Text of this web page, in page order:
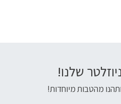
שלנו!
מהטבות מיוחדות!